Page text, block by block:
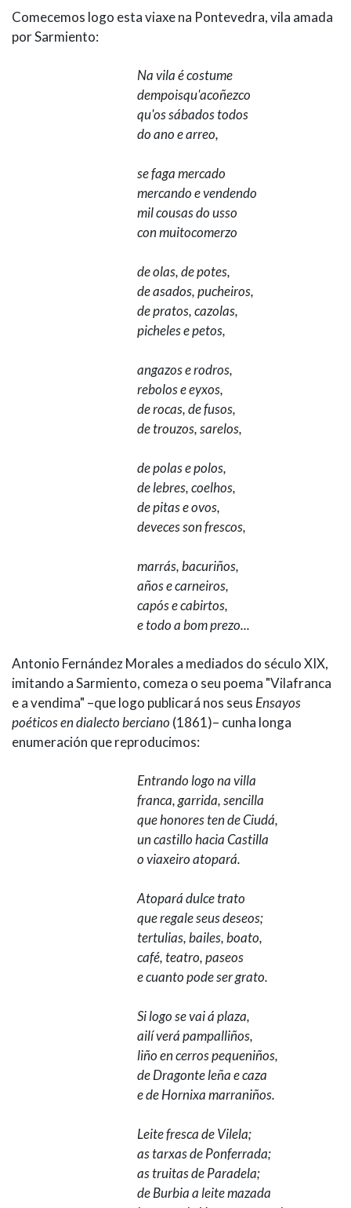
Comecemos logo esta viaxe na Pontevedra, vila amada
por Sarmiento:
Na vila é costume
dempoisqu'acoñezco
qu'os sábados todos
do ano e arreo,
se faga mercado
mercando e vendendo
mil cousas do usso
con muitocomerzo
de olas, de potes,
de asados, pucheiros,
de pratos, cazolas,
picheles e petos,
angazos e rodros,
rebolos e eyxos,
de rocas, de fusos,
de trouzos, sarelos,
de polas e polos,
de lebres, coelhos,
de pitas e ovos,
deveces son frescos,
marrás, bacuriños,
años e carneiros,
capós e cabirtos,
e todo a bom prezo...
Antonio Fernández Morales a mediados do século XIX,
imitando a Sarmiento, comeza o seu poema "Vilafranca
e a vendima" –que logo publicará nos seus Ensayos
poéticos en dialecto berciano (1861)– cunha longa
enumeración que reproducimos:
Entrando logo na villa
franca, garrida, sencilla
que honores ten de Ciudá,
un castillo hacia Castilla
o viaxeiro atopará.
Atopará dulce trato
que regale seus deseos;
tertulias, bailes, boato,
café, teatro, paseos
e cuanto pode ser grato.
Si logo se vai á plaza,
ailí verá pampalliños,
liño en cerros pequeniños,
de Dragonte leña e caza
e de Hornixa marraniños.
Leite fresca de Vilela;
as tarxas de Ponferrada;
as truitas de Paradela;
de Burbia a leite mazada